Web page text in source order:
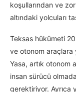
koşullarından ve
altındaki yolcuları
Teksas hükümeti
ve otonom araçlara
Yasa, artık otonom
insan sürücü
gerektiriyor. Ayrıca